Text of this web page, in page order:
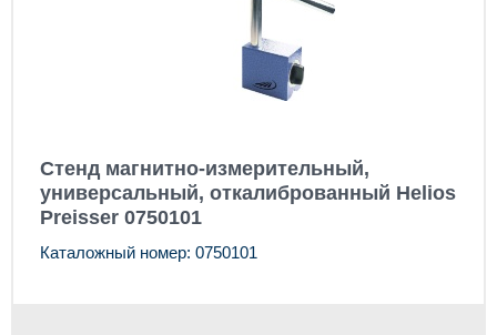
Стенд магнитно-измерительный,
универсальный, откалиброванный Helios
Preisser 0750101
Каталожный номер: 0750101